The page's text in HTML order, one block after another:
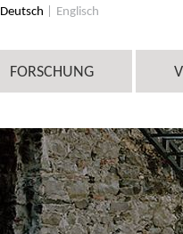
Deutsch Englisch
FORSCHUNG